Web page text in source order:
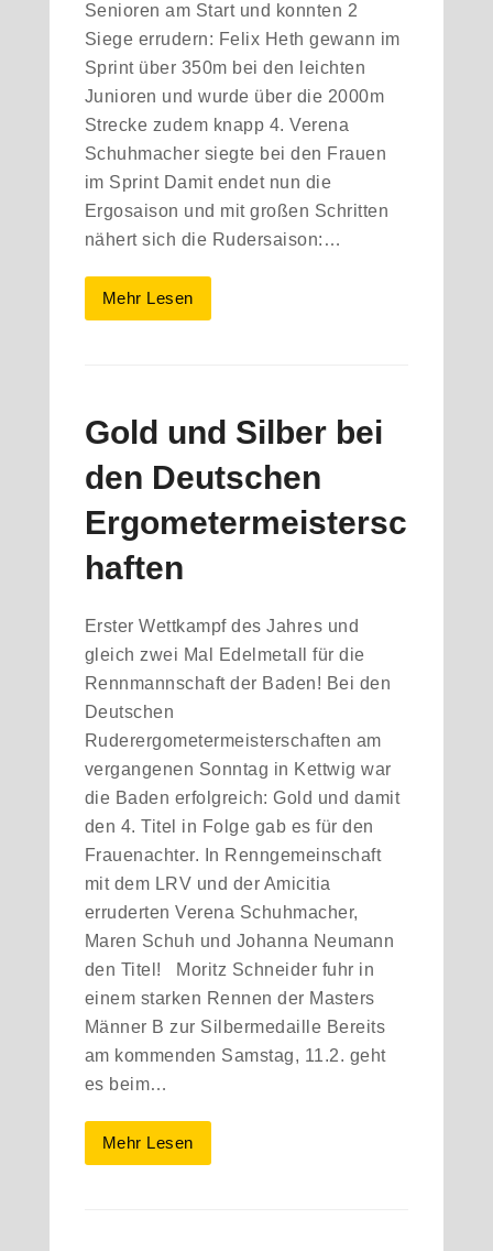
Senioren am Start und konnten 2
Siege errudern: Felix Heth gewann im
Sprint über 350m bei den leichten
Junioren und wurde über die 2000m
Strecke zudem knapp 4. Verena
Schuhmacher siegte bei den Frauen
im Sprint Damit endet nun die
Ergosaison und mit großen Schritten
nähert sich die Rudersaison:…
Mehr Lesen
Gold und Silber bei
den Deutschen
Ergometermeistersc
haften
Erster Wettkampf des Jahres und
gleich zwei Mal Edelmetall für die
Rennmannschaft der Baden! Bei den
Deutschen
Ruderergometermeisterschaften am
vergangenen Sonntag in Kettwig war
die Baden erfolgreich: Gold und damit
den 4. Titel in Folge gab es für den
Frauenachter. In Renngemeinschaft
mit dem LRV und der Amicitia
erruderten Verena Schuhmacher,
Maren Schuh und Johanna Neumann
den Titel! Moritz Schneider fuhr in
einem starken Rennen der Masters
Männer B zur Silbermedaille Bereits
am kommenden Samstag, 11.2. geht
es beim…
Mehr Lesen